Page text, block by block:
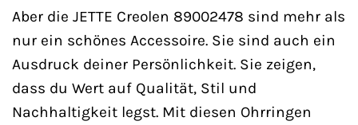
Aber die JETTE Creolen 89002478 sind mehr als
nur ein schönes Accessoire. Sie sind auch ein
Ausdruck deiner Persönlichkeit. Sie zeigen,
dass du Wert auf Qualität, Stil und
Nachhaltigkeit legst. Mit diesen Ohrringen